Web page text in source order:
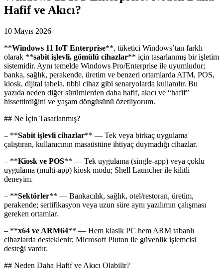
Hafif ve Akıcı?
10 Mayıs 2026
**Windows 11 IoT Enterprise**, tüketici Windows’tan farklı
olarak **sabit işlevli, gömülü cihazlar** için tasarlanmış bir işletim
sistemidir. Aynı temelde Windows Pro/Enterprise ile uyumludur;
banka, sağlık, perakende, üretim ve benzeri ortamlarda ATM, POS,
kiosk, dijital tabela, tıbbi cihaz gibi senaryolarda kullanılır. Bu
yazıda neden diğer sürümlerden daha hafif, akıcı ve “hafif”
hissettirdiğini ve yaşam döngüsünü özetliyorum.
## Ne İçin Tasarlanmış?
– **Sabit işlevli cihazlar** — Tek veya birkaç uygulama
çalıştıran, kullanıcının masaüstüne ihtiyaç duymadığı cihazlar.
– **Kiosk ve POS** — Tek uygulama (single-app) veya çoklu
uygulama (multi-app) kiosk modu; Shell Launcher ile kilitli
deneyim.
– **Sektörler** — Bankacılık, sağlık, otel/restoran, üretim,
perakende; sertifikasyon veya uzun süre aynı yazılımın çalışması
gereken ortamlar.
– **x64 ve ARM64** — Hem klasik PC hem ARM tabanlı
cihazlarda desteklenir; Microsoft Pluton ile güvenlik işlemcisi
desteği vardır.
## Neden Daha Hafif ve Akıcı Olabilir?